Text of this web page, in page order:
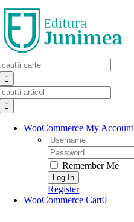
Skip
to
content
WooCommerce My Account
Username:
Password:
Remember Me
Register
WooCommerce Cart0